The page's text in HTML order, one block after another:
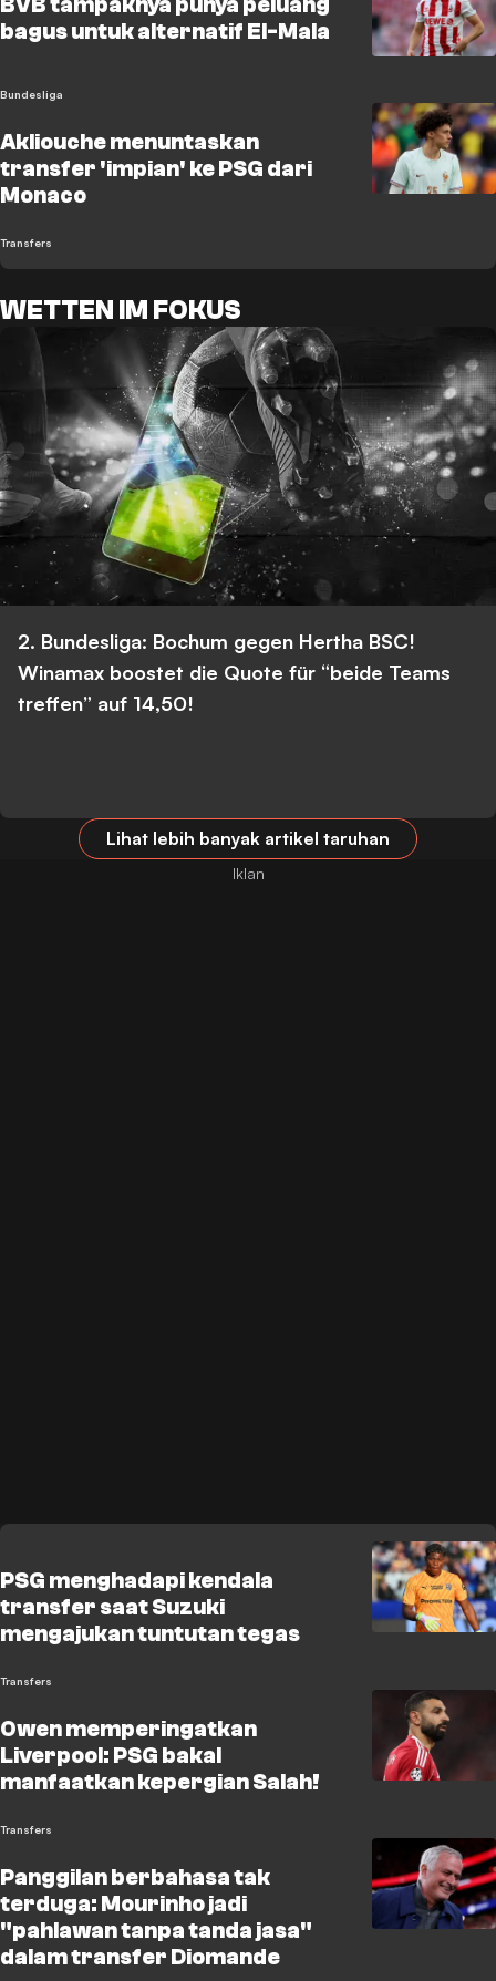
bagus untuk alternatif El-Mala
Bundesliga
Akliouche menuntaskan
transfer 'impian' ke PSG dari
Monaco
Transfers
WETTEN IM FOKUS
2. Bundesliga: Bochum gegen Hertha BSC!
Winamax boostet die Quote für “beide Teams
treffen” auf 14,50!
Lihat lebih banyak artikel taruhan
PSG menghadapi kendala
transfer saat Suzuki
mengajukan tuntutan tegas
Transfers
Owen memperingatkan
Liverpool: PSG bakal
manfaatkan kepergian Salah!
Transfers
Panggilan berbahasa tak
terduga: Mourinho jadi
"pahlawan tanpa tanda jasa"
dalam transfer Diomande